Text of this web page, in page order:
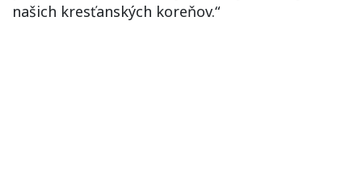
našich kresťanských koreňov.“